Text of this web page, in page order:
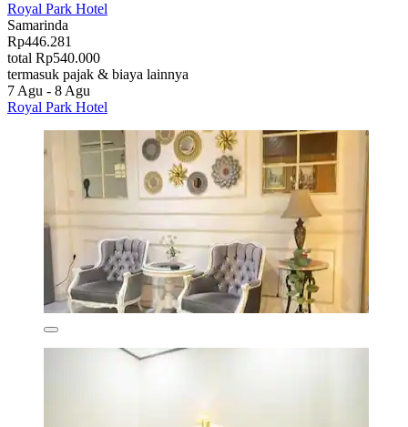
Royal Park Hotel
Samarinda
Rp446.281
total Rp540.000
termasuk pajak & biaya lainnya
7 Agu - 8 Agu
Royal Park Hotel